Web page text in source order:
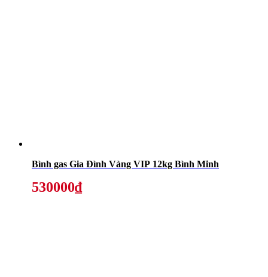
Bình gas Gia Đình Vàng VIP 12kg Bình Minh
530000₫